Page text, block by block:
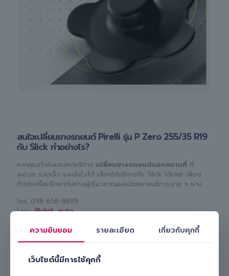
สนใจเปลี่ยนยางรถยนต์ Pirelli รุ่น P Zero 255/35 R19
กับ Slick ทำอย่างไร?
หากคุณกำลังมองหาบริการ เปลี่ยนยางรถยนต์นอกสถานที่ ที่
สะดวก รวดเร็ว และมั่นใจได้ เลือกใช้บริการกับ Slick ได้เลย! เพียง
ติดต่อเพื่อปรึกษากับช่างผู้เชี่ยวชาญและนัดหมายบริการง่าย ๆ ผ่าน
โทร. 098-656-8899
Line:@slick_auto
เรามีทีมงานมืออาชีพพร้อมดูแลและเปลี่ยนยางรถยนต์ Pirelli รุ่น P
ความยินยอม รายละเอียด เกี่ยวกับคุกกี้
เว็บไซต์นี้มีการใช้คุกกี้